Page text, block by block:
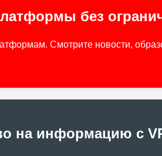
без
Смотрите новости,
на информацию с